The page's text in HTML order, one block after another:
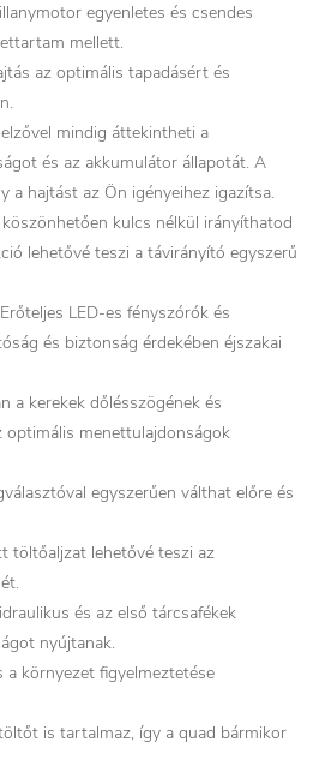
egyenletes és csendes
mellett.
az optimális tapadásért és
mindig áttekintheti a
és az akkumulátor állapotát. A
a hajtást az Ön igényeihez igazítsa.
kulcs nélkül irányíthatod
lehetővé teszi a távirányító egyszerű
LED-es fényszórók és
és biztonság érdekében éjszakai
a kerekek dőlésszögének és
optimális menettulajdonságok
egyszerűen válthat előre és
töltőaljzat lehetővé teszi az
és az első tárcsafékek
nyújtanak.
környezet figyelmeztetése
is tartalmaz, így a quad bármikor